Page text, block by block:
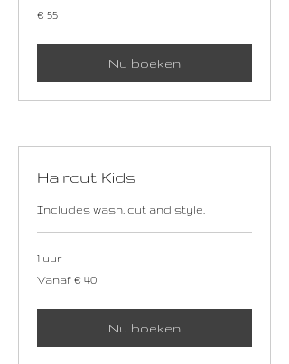
euro
€ 55
Nu boeken
Haircut Kids
Includes wash, cut and style.
1 uur
40
Vanaf € 40
Nu boeken